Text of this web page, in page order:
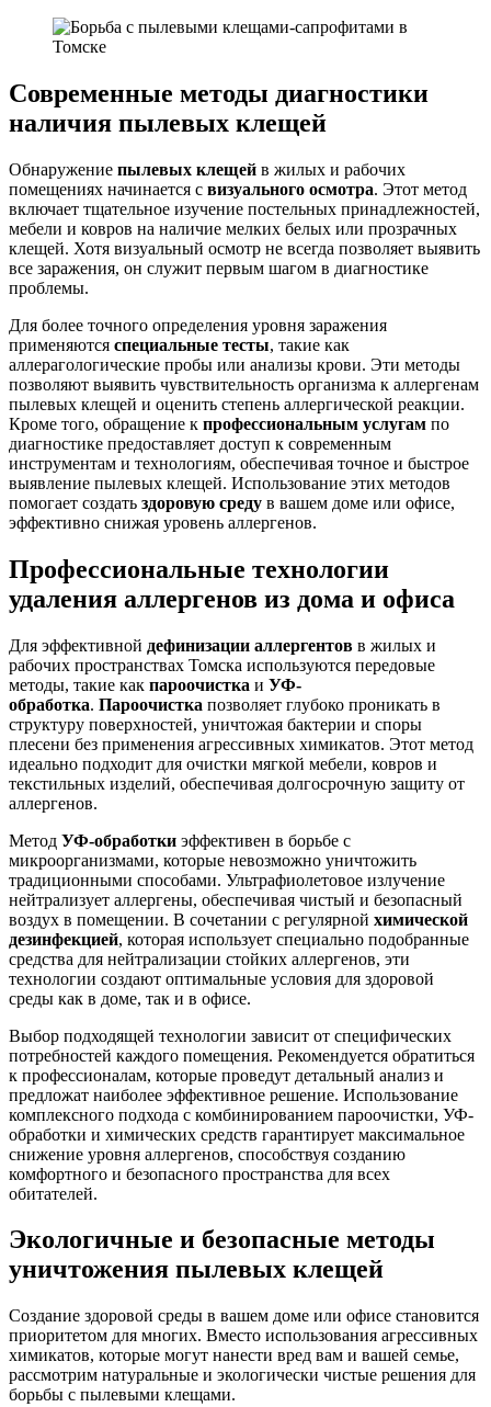
Современные методы диагностики
наличия пылевых клещей
Обнаружение пылевых клещей в жилых и рабочих
помещениях начинается с визуального осмотра. Этот метод
включает тщательное изучение постельных принадлежностей,
мебели и ковров на наличие мелких белых или прозрачных
клещей. Хотя визуальный осмотр не всегда позволяет выявить
все заражения, он служит первым шагом в диагностике
проблемы.
Для более точного определения уровня заражения
применяются специальные тесты, такие как
аллерагологические пробы или анализы крови. Эти методы
позволяют выявить чувствительность организма к аллергенам
пылевых клещей и оценить степень аллергической реакции.
Кроме того, обращение к профессиональным услугам по
диагностике предоставляет доступ к современным
инструментам и технологиям, обеспечивая точное и быстрое
выявление пылевых клещей. Использование этих методов
помогает создать здоровую среду в вашем доме или офисе,
эффективно снижая уровень аллергенов.
Профессиональные технологии
удаления аллергенов из дома и офиса
Для эффективной дефинизации аллергентов в жилых и
рабочих пространствах Томска используются передовые
методы, такие как пароочистка и УФ-
обработка. Пароочистка позволяет глубоко проникать в
структуру поверхностей, уничтожая бактерии и споры
плесени без применения агрессивных химикатов. Этот метод
идеально подходит для очистки мягкой мебели, ковров и
текстильных изделий, обеспечивая долгосрочную защиту от
аллергенов.
Метод УФ-обработки эффективен в борьбе с
микроорганизмами, которые невозможно уничтожить
традиционными способами. Ультрафиолетовое излучение
нейтрализует аллергены, обеспечивая чистый и безопасный
воздух в помещении. В сочетании с регулярной химической
дезинфекцией, которая использует специально подобранные
средства для нейтрализации стойких аллергенов, эти
технологии создают оптимальные условия для здоровой
среды как в доме, так и в офисе.
Выбор подходящей технологии зависит от специфических
потребностей каждого помещения. Рекомендуется обратиться
к профессионалам, которые проведут детальный анализ и
предложат наиболее эффективное решение. Использование
комплексного подхода с комбинированием пароочистки, УФ-
обработки и химических средств гарантирует максимальное
снижение уровня аллергенов, способствуя созданию
комфортного и безопасного пространства для всех
обитателей.
Экологичные и безопасные методы
уничтожения пылевых клещей
Создание здоровой среды в вашем доме или офисе становится
приоритетом для многих. Вместо использования агрессивных
химикатов, которые могут нанести вред вам и вашей семье,
рассмотрим натуральные и экологически чистые решения для
борьбы с пылевыми клещами.